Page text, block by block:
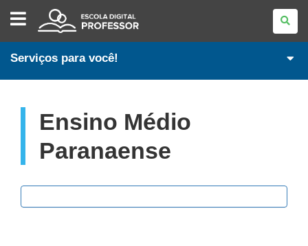
ESCOLA
DIGITAL
-
PROFESSORES
Serviços para você!
Ensino Médio
Paranaense